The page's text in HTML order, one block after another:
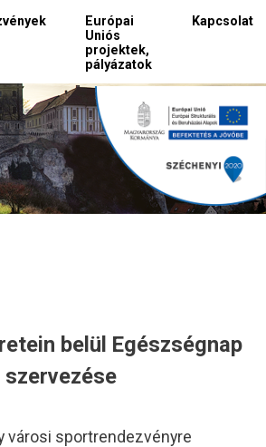
Európai
Uniós
projektek,
pályázatok
Kapcsolat
belül Egészségnap
szervezése
városi sportrendezvényre